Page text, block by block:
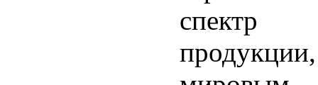
спектр